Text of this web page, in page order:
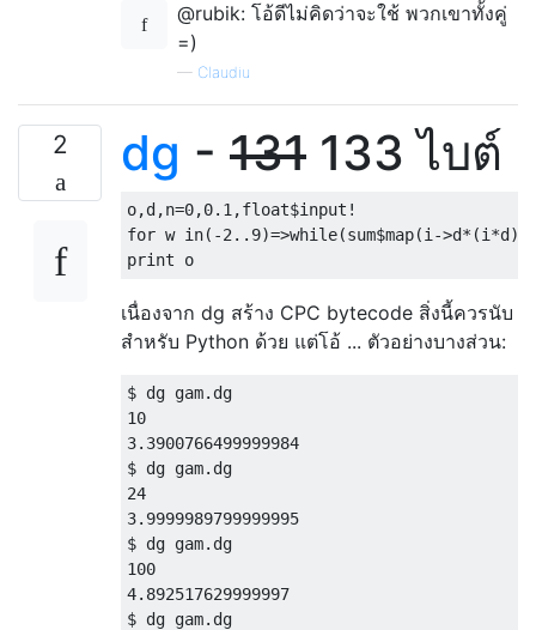
@rubik: โอ้ดีไม่คิดว่าจะใช้ พวกเขาทั้งคู่
=)
— Claudiu
2 dg - 131 133 ไบต์
o,d ,n=0,0.1 ,float$input !
for w in(-2. . 9)=>while(sum$map(i ->d*(i *d
print o
เนื่องจาก dg สร้าง CPC bytecode สิ่งนี้ควรนับ
สำหรับ Python ด้วย แต่โอ้ ... ตัวอย่างบางส่วน:
$ dg gam.
10
3.3900766499999984
$ dg gam.
24
3.9999989799999995
$ dg gam.
100
4.892517629999997
$ dg gam.